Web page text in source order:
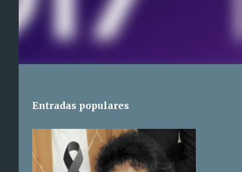
Entradas populares